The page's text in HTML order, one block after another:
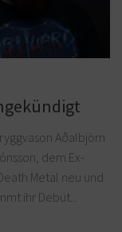
Aðalbjörn
dem Ex-
Metal neu und
ihr Debüt...